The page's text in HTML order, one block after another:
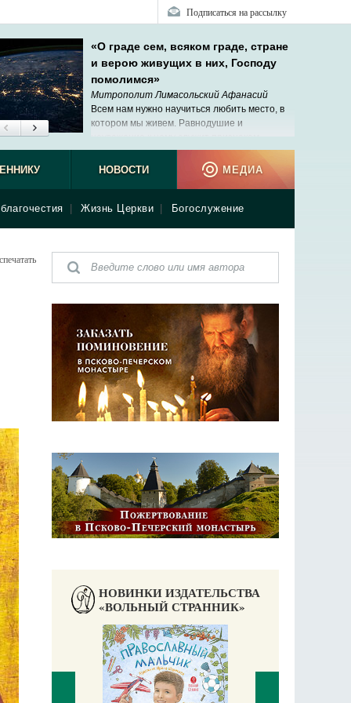
Подписаться на рассылку
«О граде сем, всяком граде, стране
и верою живущих в них, Господу
помолимся»
Митрополит Лимасольский Афанасий
Всем нам нужно научиться любить место, в
котором мы живем. Равнодушие и
душевного беспорядка.
Жизнь Церкви Богослужение
НОВОСТИ МЕДИА
НОВИНКИ ИЗДАТЕЛЬСТВА
«ВОЛЬНЫЙ СТРАННИК»